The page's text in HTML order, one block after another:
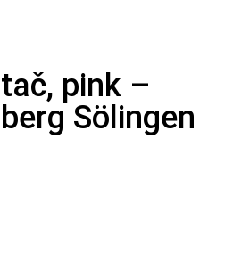
pink –
Sölingen